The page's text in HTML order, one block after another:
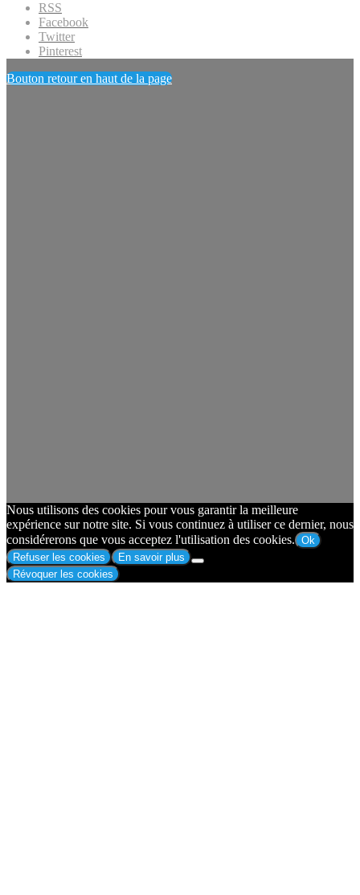
RSS
Facebook
Twitter
Pinterest
Bouton retour en haut de la page
Nous utilisons des cookies pour vous garantir la meilleure
expérience sur notre site. Si vous continuez à utiliser ce dernier, nous
considérerons que vous acceptez l'utilisation des cookies. Ok
Refuser les cookies
En savoir plus
Révoquer les cookies